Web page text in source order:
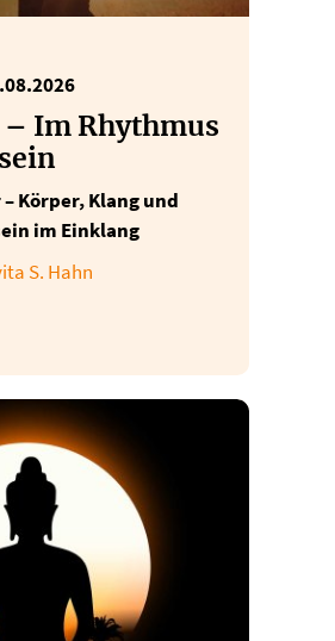
Im Rhythmus
sein
Körper, Klang und
im Einklang
S. Hahn